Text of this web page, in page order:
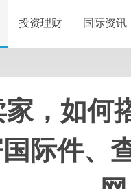
投资理财 国际资讯
，如何
际件、